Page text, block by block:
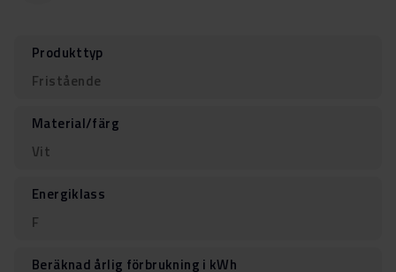
Produkttyp
Fristående
Material/färg
Vit
Energiklass
F
Beräknad årlig förbrukning i kWh